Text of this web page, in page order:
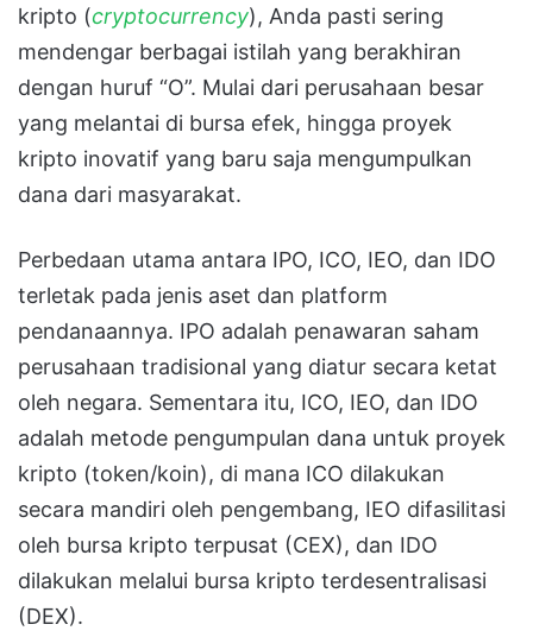
kripto (cryptocurrency), Anda pasti sering
mendengar berbagai istilah yang berakhiran
dengan huruf “O”. Mulai dari perusahaan besar
yang melantai di bursa efek, hingga proyek
kripto inovatif yang baru saja mengumpulkan
dana dari masyarakat.
Perbedaan utama antara IPO, ICO, IEO, dan IDO
terletak pada jenis aset dan platform
pendanaannya. IPO adalah penawaran saham
perusahaan tradisional yang diatur secara ketat
oleh negara. Sementara itu, ICO, IEO, dan IDO
adalah metode pengumpulan dana untuk proyek
kripto (token/koin), di mana ICO dilakukan
secara mandiri oleh pengembang, IEO difasilitasi
oleh bursa kripto terpusat (CEX), dan IDO
dilakukan melalui bursa kripto terdesentralisasi
(DEX).